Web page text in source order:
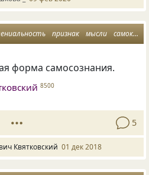
признак мысли самокритика
форма самосознания.
8500
5
Квятковский 01 дек 2018